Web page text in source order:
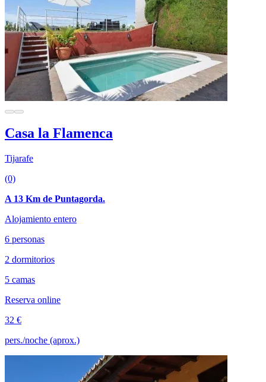
Casa la Flamenca
Tijarafe
(0)
A 13 Km de Puntagorda.
Alojamiento entero
6 personas
2 dormitorios
5 camas
Reserva online
32 €
pers./noche (aprox.)